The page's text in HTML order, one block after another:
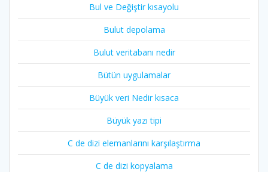
Bul ve Değiştir kısayolu
Bulut depolama
Bulut veritabanı nedir
Bütün uygulamalar
Büyük veri Nedir kısaca
Büyük yazı tipi
C de dizi elemanlarını karşılaştırma
C de dizi kopyalama